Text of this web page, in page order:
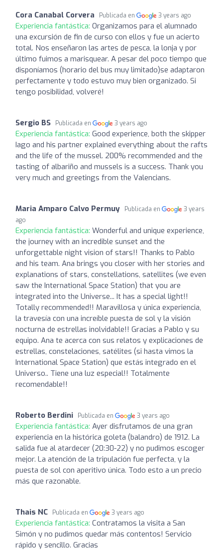
Cora Canabal Corvera Publicada en 3 years ago
Experiencia fantástica: Organizamos para el alumnado
una excursión de fin de curso con ellos y fue un acierto
total. Nos enseñaron las artes de pesca, la lonja y por
último fuimos a marisquear. A pesar del poco tiempo que
disponíamos (horario del bus muy limitado)se adaptaron
perfectamente y todo estuvo muy bien organizado. Si
tengo posibilidad, volveré!
Sergio BS Publicada en 3 years ago
Experiencia fantástica: Good experience, both the skipper
Iago and his partner explained everything about the rafts
and the life of the mussel. 200% recommended and the
tasting of albariño and mussels is a success. Thank you
very much and greetings from the Valencians.
Maria Amparo Calvo Permuy Publicada en
3 years
ago
Experiencia fantástica: Wonderful and unique experience,
the journey with an incredible sunset and the
unforgettable night vision of stars!! Thanks to Pablo
and his team. Ana brings you closer with her stories and
explanations of stars, constellations, satellites (we even
saw the International Space Station) that you are
integrated into the Universe... It has a special light!!
Totally recommended!! Maravillosa y única experiencia,
la travesía con una increíble puesta de sol y la visión
nocturna de estrellas inolvidable!! Gracias a Pablo y su
equipo. Ana te acerca con sus relatos y explicaciones de
estrellas, constelaciones, satélites (si hasta vimos la
International Space Station) que estás integrado en el
Universo.. Tiene una luz especial!! Totalmente
recomendable!!
Roberto Berdini Publicada en 3 years ago
Experiencia fantástica: Ayer disfrutamos de una gran
experiencia en la histórica goleta (balandro) de 1912. La
salida fue al atardecer (20:30-22) y no pudimos escoger
mejor. La atención de la tripulación fue perfecta, y la
puesta de sol con aperitivo única. Todo esto a un precio
más que razonable.
Thais NC Publicada en 3 years ago
Experiencia fantástica: Contratamos la visita a San
Simón y no pudimos quedar más contentos! Servicio
rápido y sencillo. Gracias